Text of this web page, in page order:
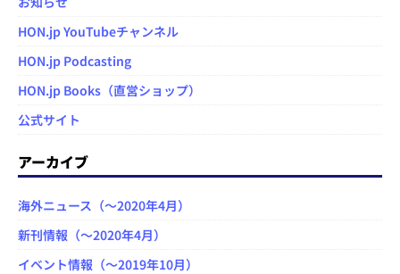
HON.jp YouTubeチャンネル
HON.jp Podcasting
HON.jp Books（直営ショップ）
公式サイト
アーカイブ
海外ニュース（～2020年4月）
新刊情報（～2020年4月）
イベント情報（～2019年10月）